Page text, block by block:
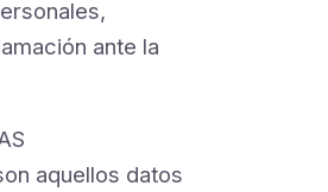
ante la
aquellos datos